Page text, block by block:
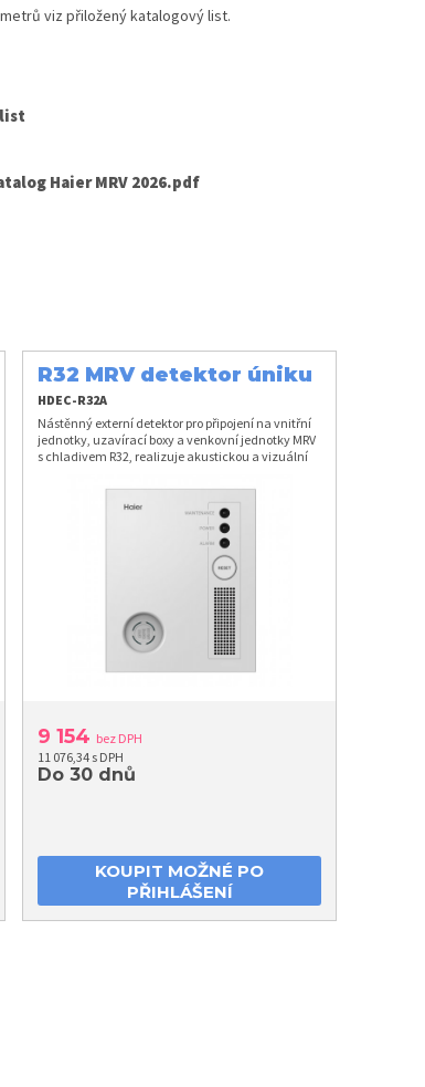
viz přiložený katalogový list.
Haier MRV 2026.pdf
R32 MRV detektor úniku
chladiva
HDEC-R32A
Nástěnný externí detektor pro připojení na vnitřní
jednotky, uzavírací boxy a venkovní jednotky MRV
s chladivem R32, realizuje akustickou a vizuální
9 154 bez DPH
11 076,34 s DPH
Do 30 dnů
KOUPIT MOŽNÉ PO
PŘIHLÁŠENÍ